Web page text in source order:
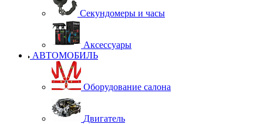
Секундомеры и часы
Аксессуары
АВТОМОБИЛЬ
Оборудование салона
Двигатель